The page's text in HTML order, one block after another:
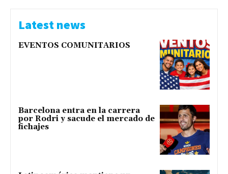
Latest news
EVENTOS COMUNITARIOS
Barcelona entra en la carrera
por Rodri y sacude el mercado de
fichajes